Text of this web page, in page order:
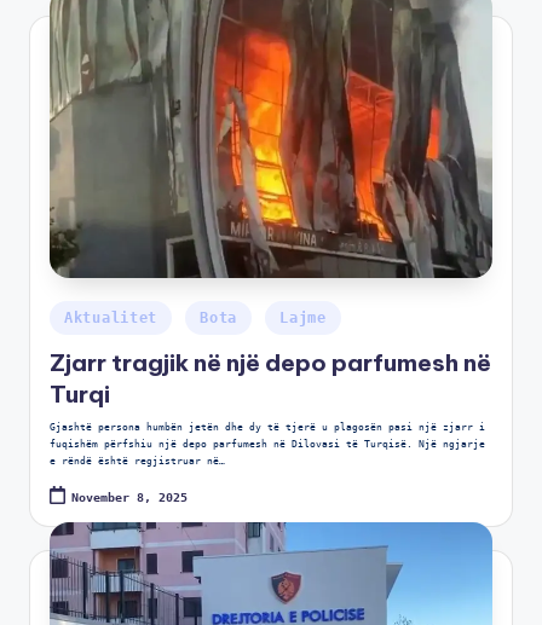
Aktualitet Bota Lajme
Zjarr tragjik në një depo parfumesh në
Turqi
Gjashtë persona humbën jetën dhe dy të tjerë u plagosën pasi një zjarr i
fuqishëm përfshiu një depo parfumesh në Dilovasi të Turqisë. Një ngjarje
e rëndë është regjistruar në…
November 8, 2025